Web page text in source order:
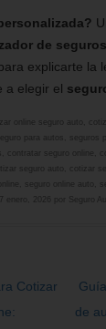
de seguros
explicarte la
a elegir el
online seguro auto
seguro auto cotizar
Seguro
Cotizar
de